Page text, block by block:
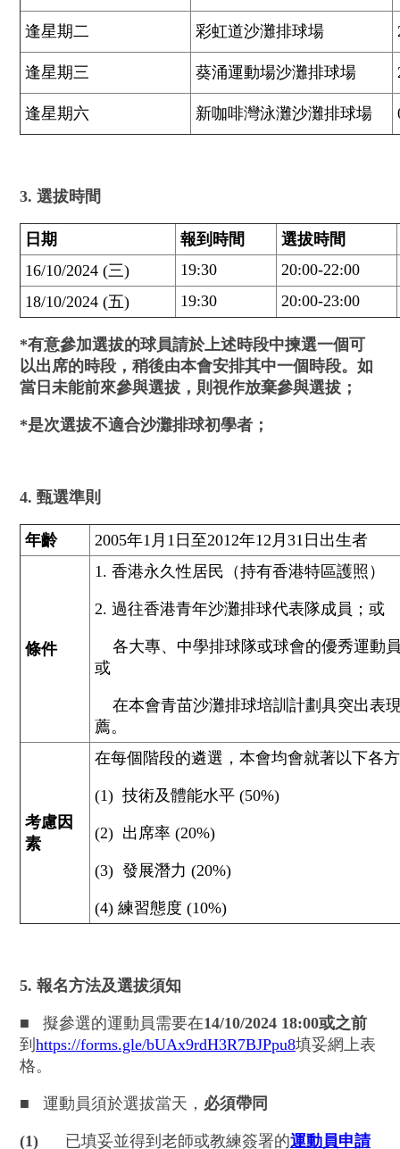
逢星期二 彩虹道沙灘排球場
逢星期三 葵涌運動場沙灘排球場
逢星期六 新咖啡灣泳灘沙灘排球場
3. 選拔時間
日期 報到時間
選拔時間
16/10/2024 (三)
19:30
20:00-22:00
18/10/2024 (五)
19:30 20:00-23:00
*有意參加選拔的球員請於上述時段中揀選一個可
以出席的時段，稍後由本會安排其中一個時段。 如
當日未能前來參與選拔，則視作放棄參與選拔；
*是次選拔不適合沙灘排球初學者；
4. 甄選準則
年齡 2005年1月1日至2012年12月31日出生者
條件
1. 香港永久性居民（持有香港特區護照）
2. 過往香港青年沙灘排球代表隊成員；或
各大專、中學排球隊或球會的優秀運動
或
在本會青苗沙灘排球培訓計劃具突出表
薦。
考慮因
素
在每個階段的遴選，本會均會就著以下各
(1) 技術及體能水平 (50%)
(2) 出席率 (20%)
(3) 發展潛力 (20%)
(4) 練習態度 (10%)
5. 報名方法及選拔須知
■ 擬參選的運動員需要在14/10/2024 18:00或之前
到 https://forms.gle/bUAx9rdH3R7BJPpu8填妥網上表
格。
■ 運動員須於選拔當天， 必須帶同
(1) 已填妥並得到老師或教練簽署的運動員申請